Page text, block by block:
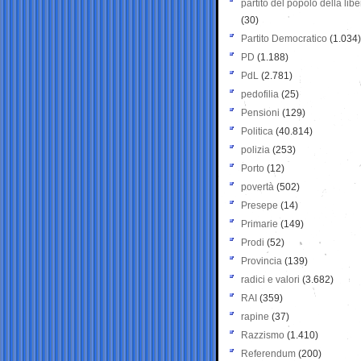
partito del popolo della
(30)
Partito Democratico (1.034)
PD (1.188)
PdL (2.781)
pedofilia (25)
Pensioni (129)
Politica (40.814)
polizia (253)
Porto (12)
povertà (502)
Presepe (14)
Primarie (149)
Prodi (52)
Provincia (139)
radici e valori (3.682)
RAI (359)
rapine (37)
Razzismo (1.410)
Referendum (200)